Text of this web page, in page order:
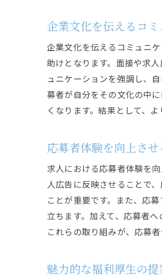
企業文化を伝えるコ
企業文化を伝えるコミュニ
助けとなります。面接や求
ュニケーションを強調し、
募者が自分をその文化の中
くなります。結果として、
応募者体験を向上さ
求人における応募者体験を
人広告に反映させることで
ことが重要です。また、応
立ちます。加えて、応募者
これらの取り組みが、応募
魅力的な福利厚生の提